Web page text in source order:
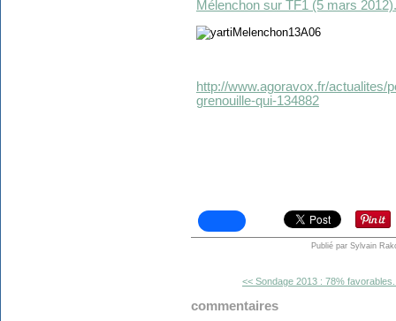
Mélenchon sur TF1 (5 mars 2012).
http://www.agoravox.fr/actualites/
grenouille-qui-134882
Publié par Sylvain
<< Sondage 2013 : 78%
commentaires